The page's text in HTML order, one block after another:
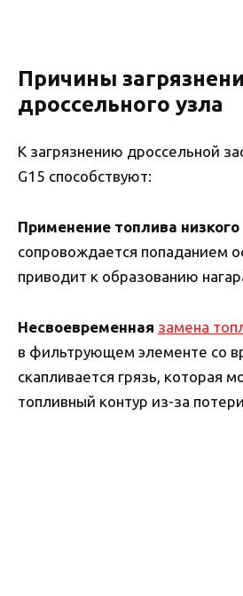
Причины
дроссельного узла
К загрязнению дроссельной
G15 способствуют:
Применение топлива низкого
сопровождается попаданием
приводит к образованию
Несвоевременная замена
в фильтрующем элементе со
скапливается грязь, которая
топливный контур из-за